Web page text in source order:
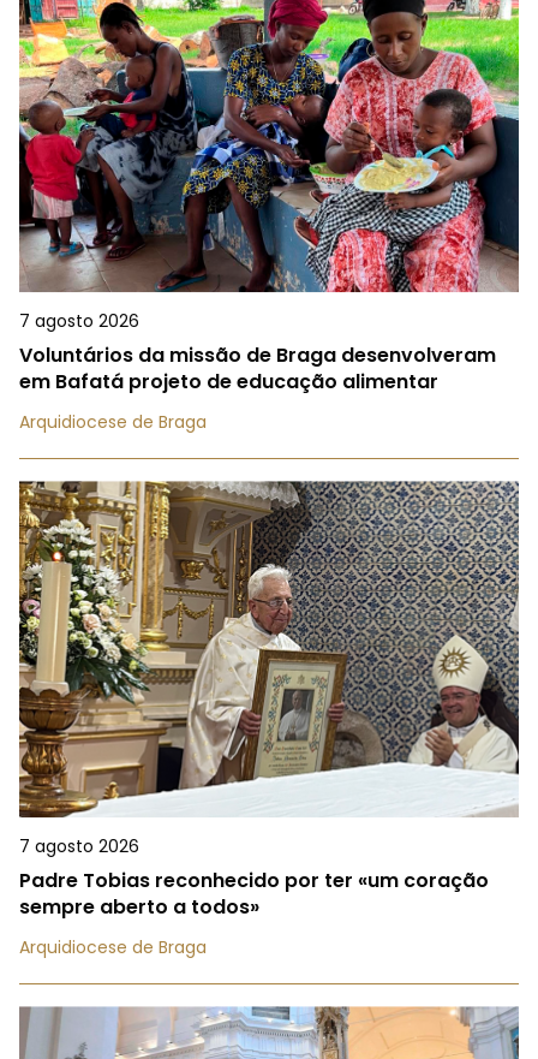
7 agosto 2026
Voluntários da missão de Braga desenvolveram
em Bafatá projeto de educação alimentar
Arquidiocese de Braga
7 agosto 2026
Padre Tobias reconhecido por ter «um coração
sempre aberto a todos»
Arquidiocese de Braga